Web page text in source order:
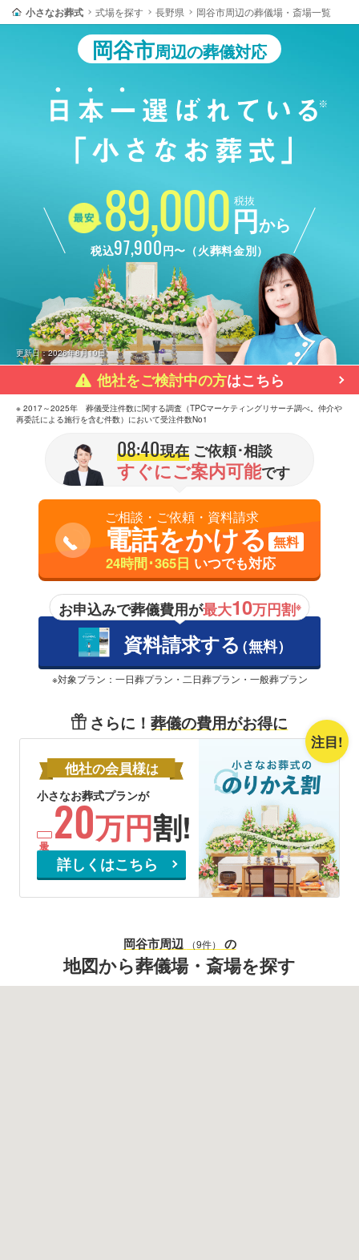
小さなお葬式 式場を探す 長野県 岡谷市周辺の葬儀場・斎場一覧
岡谷市周辺の葬儀対応
89,000 税抜
円から
税込97,900円〜（火葬料金別）
更新日：2026年8月10日
他社をご検討中の方はこちら
※ 2017～2025年 葬儀受注件数に関する調査（TPCマーケティングリサーチ調べ。仲介や
再委託による施行を含む件数）において受注件数No1
08:40現在ご依頼･相談
すぐにご案内可能です
ご相談・ご依頼・資料請求
電話をかける 無料
24時間･365日 いつでも対応
お申込みで葬儀費用が最大10万円割※
資料請求する（無料）
※対象プラン：一日葬プラン・二日葬プラン・一般葬プラン
さらに！葬儀の費用がお得に
注目!
他社の会員様は
小さなお葬式プランが
20万円割!
詳しくはこちら
岡谷市周辺 （9件） の
地図から葬儀場・斎場を探す